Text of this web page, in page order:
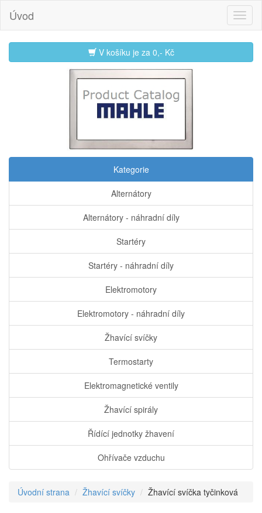
Úvod
V košíku je za 0,- Kč
Kategorie
Alternátory
Alternátory - náhradní díly
Startéry
Startéry - náhradní díly
Elektromotory
Elektromotory - náhradní díly
Žhavící svíčky
Termostarty
Elektromagnetické ventily
Žhavící spirály
Řídící jednotky žhavení
Ohřívače vzduchu
Úvodní strana Žhavící svíčky Žhavící svíčka tyčinková